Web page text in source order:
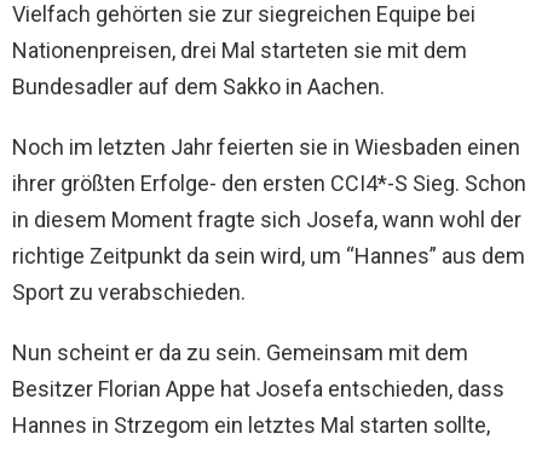
Vielfach gehörten sie zur siegreichen Equipe bei
Nationenpreisen, drei Mal starteten sie mit dem
Bundesadler auf dem Sakko in Aachen.
Noch im letzten Jahr feierten sie in Wiesbaden einen
ihrer größten Erfolge- den ersten CCI4*-S Sieg. Schon
in diesem Moment fragte sich Josefa, wann wohl der
richtige Zeitpunkt da sein wird, um “Hannes” aus dem
Sport zu verabschieden.
Nun scheint er da zu sein. Gemeinsam mit dem
Besitzer Florian Appe hat Josefa entschieden, dass
Hannes in Strzegom ein letztes Mal starten sollte,